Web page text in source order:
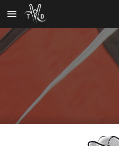
Skip to main content